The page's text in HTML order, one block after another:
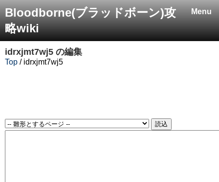
Menu
Bloodborne(ブラッドボーン)攻
略wiki
idrxjmt7wj5 の編集
Top / idrxjmt7wj5